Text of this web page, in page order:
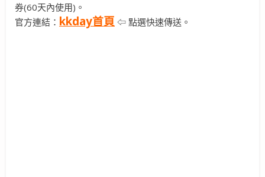
券(60天內使用)。
官方連結： kkday首頁 ⇦ 點選快速傳送。